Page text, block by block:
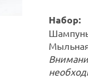
Набор: